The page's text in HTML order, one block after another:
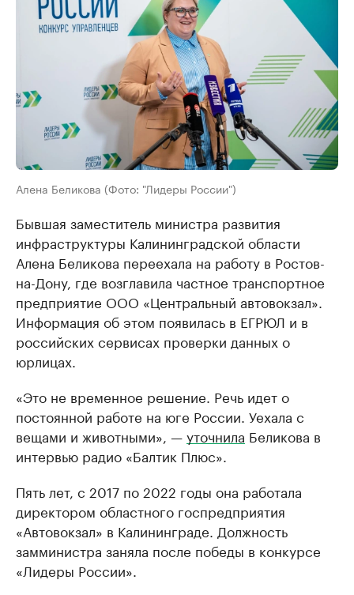
Алена Беликова (Фото: "Лидеры России")
Бывшая заместитель министра развития
инфраструктуры Калининградской области
Алена Беликова переехала на работу в Ростов-
на-Дону, где возглавила частное транспортное
предприятие ООО «Центральный автовокзал».
Информация об этом появилась в ЕГРЮЛ и в
российских сервисах проверки данных о
юрлицах.
«Это не временное решение. Речь идет о
постоянной работе на юге России. Уехала с
вещами и животными», —уточнила Беликова в
интервью радио «Балтик Плюс».
Пять лет, с 2017 по 2022 годы она работала
директором областного госпредприятия
«Автовокзал» в Калининграде. Должность
замминистра заняла после победы в конкурсе
«Лидеры России».